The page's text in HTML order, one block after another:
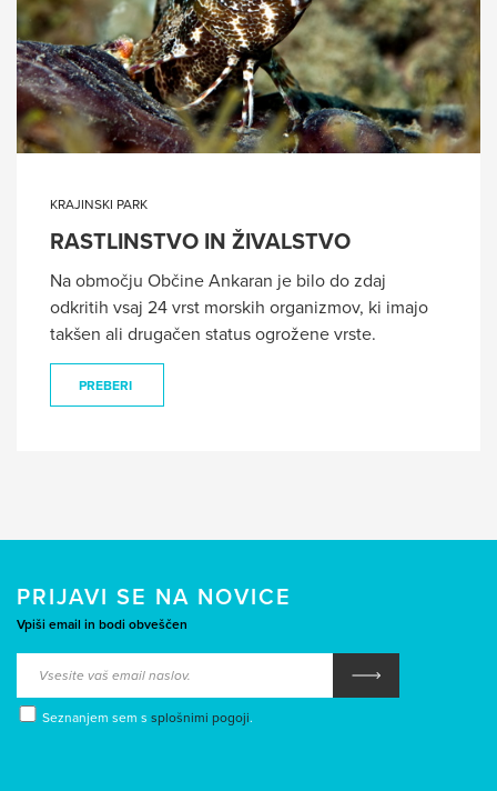
KRAJINSKI PARK
RASTLINSTVO IN ŽIVALSTVO
Na območju Občine Ankaran je bilo do zdaj
odkritih vsaj 24 vrst morskih organizmov, ki imajo
takšen ali drugačen status ogrožene vrste.
PREBERI
PRIJAVI SE NA NOVICE
Vpiši email in bodi obveščen
Seznanjem sem s splošnimi pogoji.